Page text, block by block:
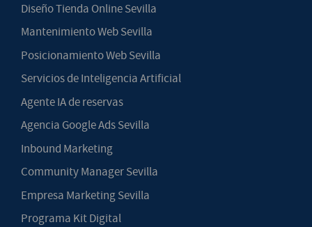
Diseño Tienda Online Sevilla
Mantenimiento Web Sevilla
Posicionamiento Web Sevilla
Servicios de Inteligencia Artificial
Agente IA de reservas
Agencia Google Ads Sevilla
Inbound Marketing
Community Manager Sevilla
Empresa Marketing Sevilla
Programa Kit Digital